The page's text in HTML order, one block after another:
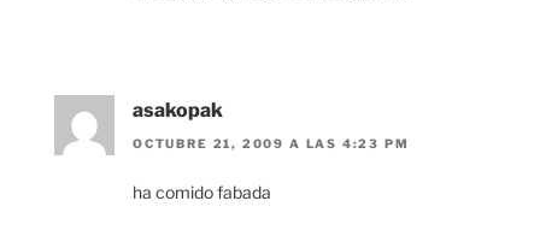
asakopak
OCTUBRE 21, 2009 A LAS 4:23 PM
ha comido fabada